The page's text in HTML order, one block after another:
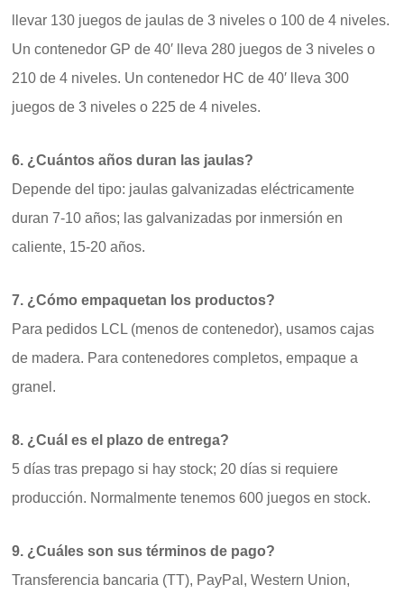
llevar 130 juegos de jaulas de 3 niveles o 100 de 4 niveles.
Un contenedor GP de 40′ lleva 280 juegos de 3 niveles o
210 de 4 niveles. Un contenedor HC de 40′ lleva 300
juegos de 3 niveles o 225 de 4 niveles.
6. ¿Cuántos años duran las jaulas?
Depende del tipo: jaulas galvanizadas eléctricamente
duran 7-10 años; las galvanizadas por inmersión en
caliente, 15-20 años.
7. ¿Cómo empaquetan los productos?
Para pedidos LCL (menos de contenedor), usamos cajas
de madera. Para contenedores completos, empaque a
granel.
8. ¿Cuál es el plazo de entrega?
5 días tras prepago si hay stock; 20 días si requiere
producción. Normalmente tenemos 600 juegos en stock.
9. ¿Cuáles son sus términos de pago?
Transferencia bancaria (TT), PayPal, Western Union,